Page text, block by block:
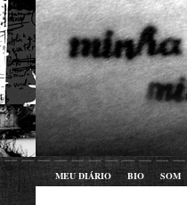
MEU DIÁRIO BIO SOM